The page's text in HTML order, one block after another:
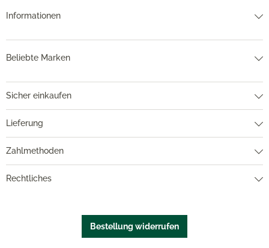
Informationen
Beliebte Marken
Sicher einkaufen
Lieferung
Zahlmethoden
Rechtliches
Bestellung widerrufen